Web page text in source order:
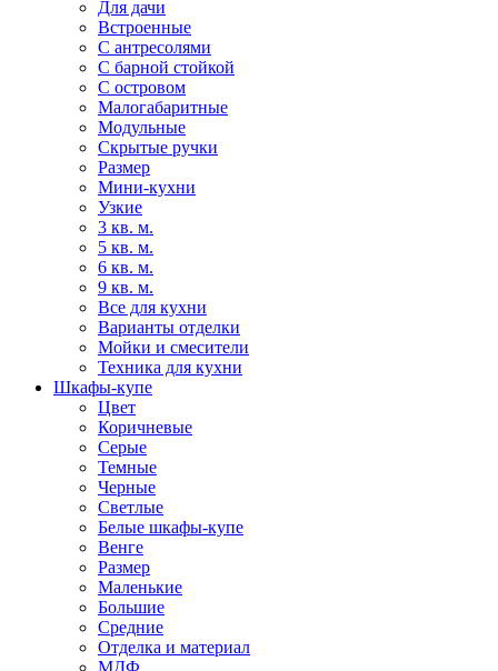
Для дачи
Встроенные
С антресолями
С барной стойкой
С островом
Малогабаритные
Модульные
Скрытые ручки
Размер
Мини-кухни
Узкие
3 кв. м.
5 кв. м.
6 кв. м.
9 кв. м.
Все для кухни
Варианты отделки
Мойки и смесители
Техника для кухни
Шкафы-купе
Цвет
Коричневые
Серые
Темные
Черные
Светлые
Белые шкафы-купе
Венге
Размер
Маленькие
Большие
Средние
Отделка и материал
МДФ